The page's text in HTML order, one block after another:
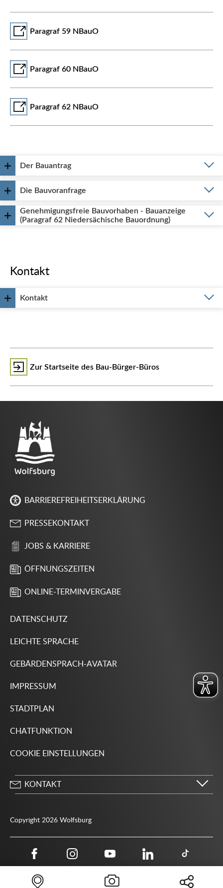
Paragraf 59 NBauO
Paragraf 60 NBauO
Paragraf 62 NBauO
Der Bauantrag
Die Bauvoranfrage
Genehmigungsfreie Bauvorhaben - Bauanzeige
(Paragraf 62 Niedersächische Bauordnung)
Kontakt
Kontakt
Zur Startseite des Bau-Bürger-Büros
BARRIEREFREIHEITSERKLÄRUNG
PRESSEKONTAKT
JOBS & KARRIERE
ÖFFNUNGSZEITEN
ONLINE-TERMINVERGABE
DATENSCHUTZ
LEICHTE SPRACHE
GEBÄRDENSPRACH-AVATAR
IMPRESSUM
STADTPLAN
CHATFUNKTION
COOKIE EINSTELLUNGEN
KONTAKT
Behördenrufnummer 115
Copyright 2026 Wolfsburg